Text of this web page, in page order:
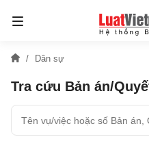
Dân sự
Tra cứu Bản án/